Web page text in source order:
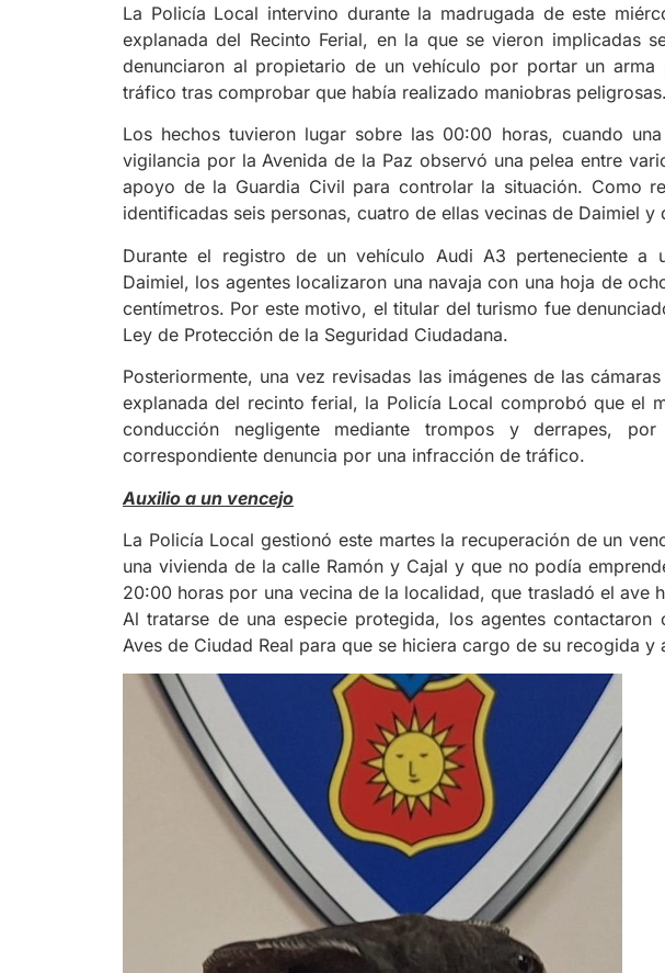
La Policía Local intervino durante la madrugada de este
explanada del Recinto Ferial, en la que se vieron implicadas
denunciaron al propietario de un vehículo por portar un
tráfico tras comprobar que había realizado maniobras peligrosas.
Los hechos tuvieron lugar sobre las 00:00 horas, cuando
vigilancia por la Avenida de la Paz observó una pelea entre
apoyo de la Guardia Civil para controlar la situación. Como
identificadas seis personas, cuatro de ellas vecinas de Daimiel y
Durante el registro de un vehículo Audi A3 perteneciente a
Daimiel, los agentes localizaron una navaja con una hoja de
centímetros. Por este motivo, el titular del turismo fue
Ley de Protección de la Seguridad Ciudadana.
Posteriormente, una vez revisadas las imágenes de las
explanada del recinto ferial, la Policía Local comprobó que el
conducción negligente mediante trompos y derrapes,
correspondiente denuncia por una infracción de tráfico.
Auxilio a un vencejo
La Policía Local gestionó este martes la recuperación de un
una vivienda de la calle Ramón y Cajal y que no podía
20:00 horas por una vecina de la localidad, que trasladó el ave
Al tratarse de una especie protegida, los agentes
Aves de Ciudad Real para que se hiciera cargo de su recogida y